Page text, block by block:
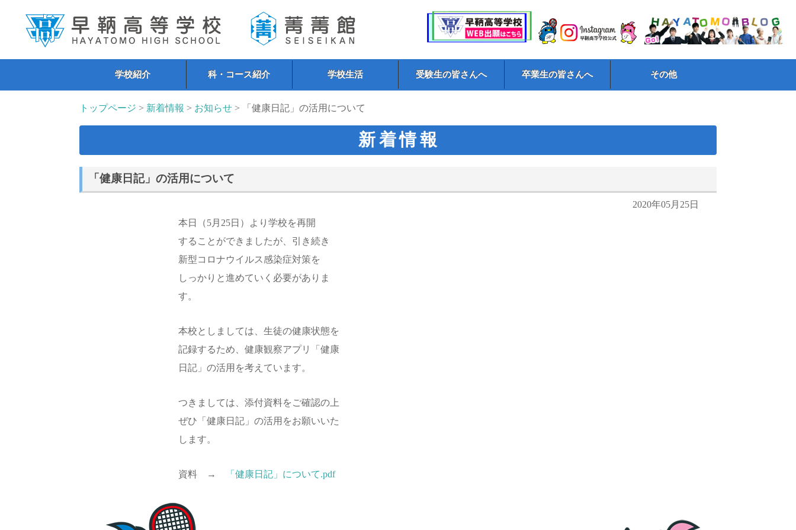
学校紹介 科・コース紹介 学校生活 受験生の皆さんへ 卒業生の皆さんへ その他
トップページ > 新着情報 > お知らせ > 「健康日記」の活用について
新着情報
「健康日記」の活用について
2020年05月25日
本日（5月25日）より学校を再開
することができましたが、引き続き
新型コロナウイルス感染症対策を
しっかりと進めていく必要がありま
す。
本校としましては、生徒の健康状態を
記録するため、健康観察アプリ「健康
日記」の活用を考えています。
つきましては、添付資料をご確認の上
ぜひ「健康日記」の活用をお願いいた
します。
資料 → 「健康日記」について.pdf